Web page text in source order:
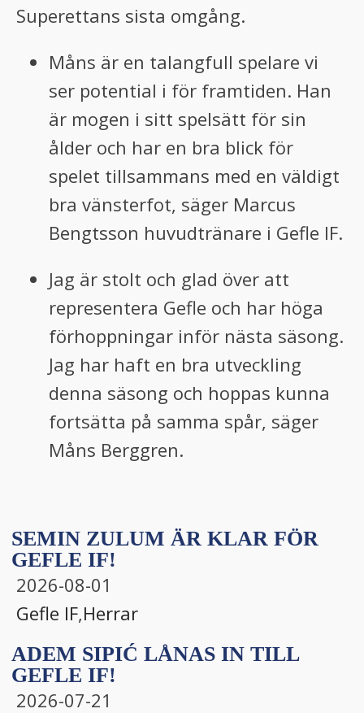
Superettans sista omgång.
Måns är en talangfull spelare vi
ser potential i för framtiden. Han
är mogen i sitt spelsätt för sin
ålder och har en bra blick för
spelet tillsammans med en väldigt
bra vänsterfot, säger Marcus
Bengtsson huvudtränare i Gefle IF.
Jag är stolt och glad över att
representera Gefle och har höga
förhoppningar inför nästa säsong.
Jag har haft en bra utveckling
denna säsong och hoppas kunna
fortsätta på samma spår, säger
Måns Berggren.
SEMIN ZULUM ÄR KLAR FÖR
GEFLE IF!
2026-08-01
Gefle IF,Herrar
ADEM SIPIĆ LÅNAS IN TILL
GEFLE IF!
2026-07-21